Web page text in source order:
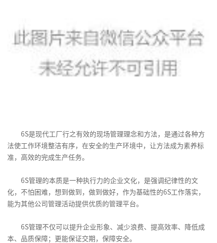
6S是现代工厂行之有效的现场管理理念和方法，是通过各种方
法使工作环境整洁有序，在安全的生产环境中，让方法成为素养标
准，高效的完成生产任务。
6S管理的本质是一种执行力的企业文化，是强调纪律性的文
化，不怕困难，想到做到，做到做好，作为基础性的6S工作落实，
能为其他公司管理活动提供优质的管理平台。
6S管理不仅可以提升企业形象、减少浪费、提高效率、降低成
本、品质保障；更能保证交期，保障安全。